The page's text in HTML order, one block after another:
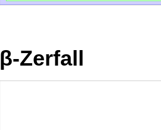
β-Zerfall